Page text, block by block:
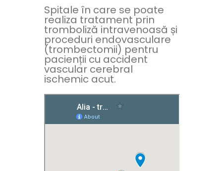
Spitale în care se poate
realiza tratament prin
tromboliză intravenoasă și
proceduri endovasculare
(trombectomii) pentru
pacienții cu accident
vascular cerebral
ischemic acut.